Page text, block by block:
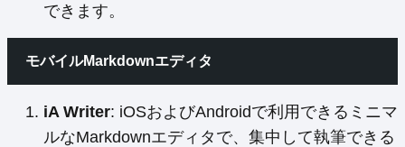
できます。
モバイルMarkdownエディタ
iA Writer: iOSおよびAndroidで利用できるミニマ
ルなMarkdownエディタで、集中して執筆できる